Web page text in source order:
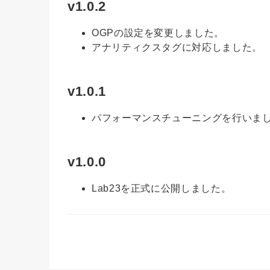
v1.0.2
OGPの設定を変更しました。
アナリティクスタグに対応しました。
v1.0.1
パフォーマンスチューニングを行いま
v1.0.0
Lab23を正式に公開しました。